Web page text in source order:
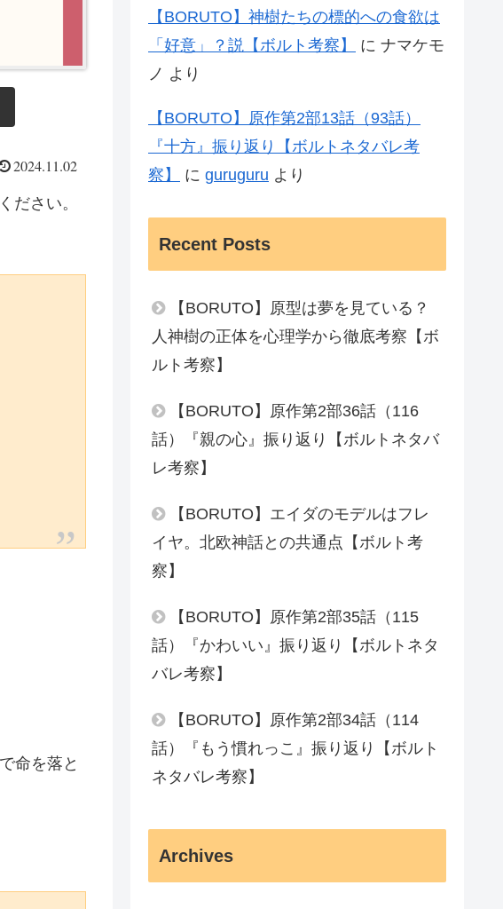
2024.11.02
ださい。
命を落と
【BORUTO】神樹たちの標的への食欲は
「好意」？説【ボルト考察】
に ナマケモ
ノ より
【BORUTO】原作第2部13話（93話）
『十方』振り返り【ボルトネタバレ考
察】
に guruguru より
Recent Posts
【BORUTO】原型は夢を見ている？
人神樹の正体を心理学から徹底考察【ボ
ルト考察】
【BORUTO】原作第2部36話（116
話）『親の心』振り返り【ボルトネタバ
レ考察】
【BORUTO】エイダのモデルはフレ
イヤ。北欧神話との共通点【ボルト考
察】
【BORUTO】原作第2部35話（115
話）『かわいい』振り返り【ボルトネタ
バレ考察】
【BORUTO】原作第2部34話（114
話）『もう慣れっこ』振り返り【ボルト
ネタバレ考察】
Archives